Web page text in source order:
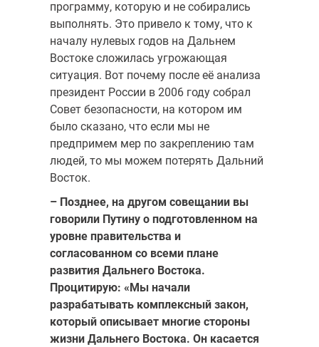
программу, которую и не собирались
выполнять. Это привело к тому, что к
началу нулевых годов на Дальнем
Востоке сложилась угрожающая
ситуация. Вот почему после её анализа
президент России в 2006 году собрал
Совет безопасности, на котором им
было сказано, что если мы не
предпримем мер по закреплению там
людей, то мы можем потерять Дальний
Восток.
– Позднее, на другом совещании вы
говорили Путину о подготовленном на
уровне правительства и
согласованном со всеми плане
развития Дальнего Востока.
Процитирую: «Мы начали
разрабатывать комплексный закон,
который описывает многие стороны
жизни Дальнего Востока. Он касается